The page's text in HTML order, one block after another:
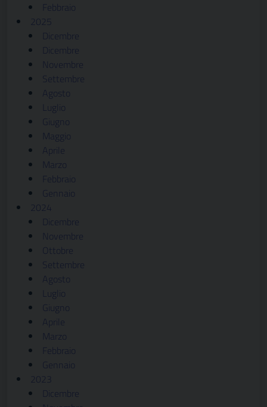
Febbraio
2025
Dicembre
Dicembre
Novembre
Settembre
Agosto
Luglio
Giugno
Maggio
Aprile
Marzo
Febbraio
Gennaio
2024
Dicembre
Novembre
Ottobre
Settembre
Agosto
Luglio
Giugno
Aprile
Marzo
Febbraio
Gennaio
2023
Dicembre